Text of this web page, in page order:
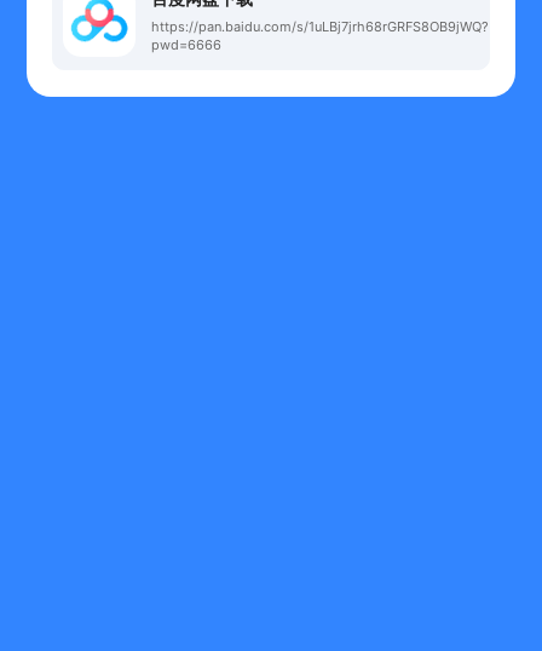
https://pan.baidu.com/s/1uLBj7jrh68rGRFS8OB9jWQ?
pwd=6666